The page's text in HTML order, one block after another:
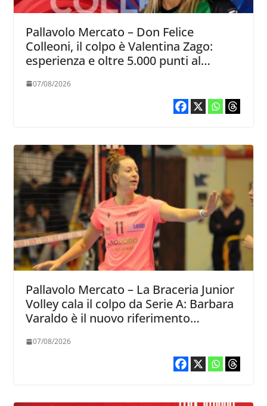
Pallavolo Mercato – Don Felice
Colleoni, il colpo è Valentina Zago:
esperienza e oltre 5.000 punti al
07/08/2026
Pallavolo Mercato – La Braceria Junior
Volley cala il colpo da Serie A: Barbara
Varaldo è il nuovo riferimento
07/08/2026